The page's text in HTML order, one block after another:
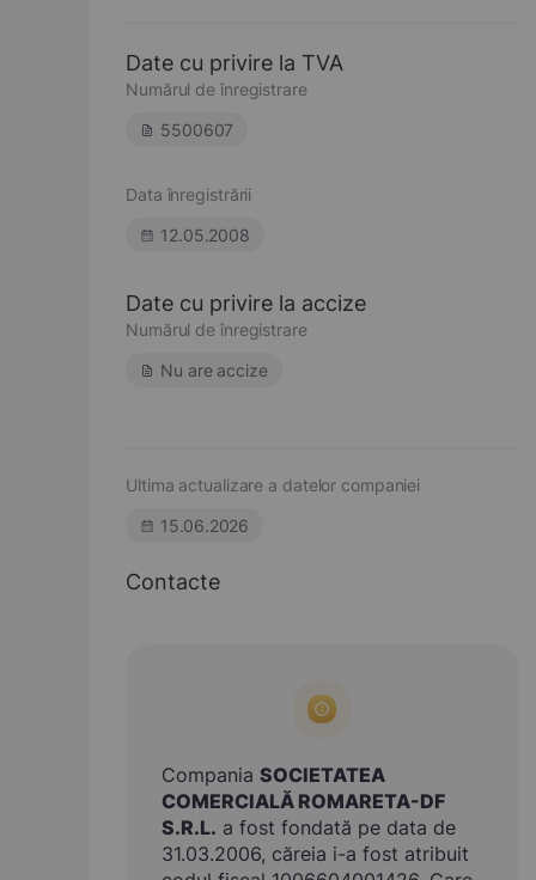
Date cu privire la TVA
Numărul de înregistrare
5500607
Data înregistrării
12.05.2008
Date cu privire la accize
Numărul de înregistrare
Nu are accize
Ultima actualizare a datelor companiei
15.06.2026
Contacte
Compania SOCIETATEA
COMERCIALĂ ROMARETA-DF
S.R.L. a fost fondată pe data de
31.03.2006, căreia i-a fost atribuit